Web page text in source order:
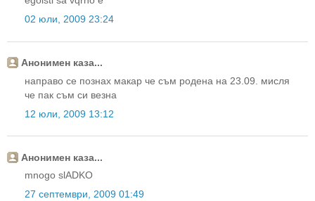
02 юли, 2009 23:24
Анонимен каза...
направо се познах макар че съм родена на 23.09. мисля
че пак съм си везна
12 юли, 2009 13:12
Анонимен каза...
mnogo slADKO
27 септември, 2009 01:49